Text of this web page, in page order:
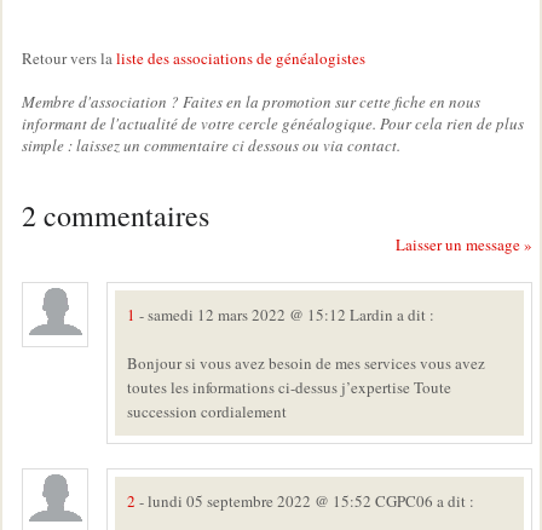
Retour vers laliste des associations de généalogistes
Membre d'association ? Faites en la promotion sur cette fiche en nous
informant de l'actualité de votre cercle généalogique. Pour cela rien de plus
simple : laissez un commentaire ci dessous ou via contact.
2 commentaires
Laisser un message »
1 - samedi 12 mars 2022 @ 15:12 Lardin a dit :
Bonjour si vous avez besoin de mes services vous avez
toutes les informations ci-dessus j’expertise Toute
succession cordialement
2 - lundi 05 septembre 2022 @ 15:52 CGPC06 a dit :